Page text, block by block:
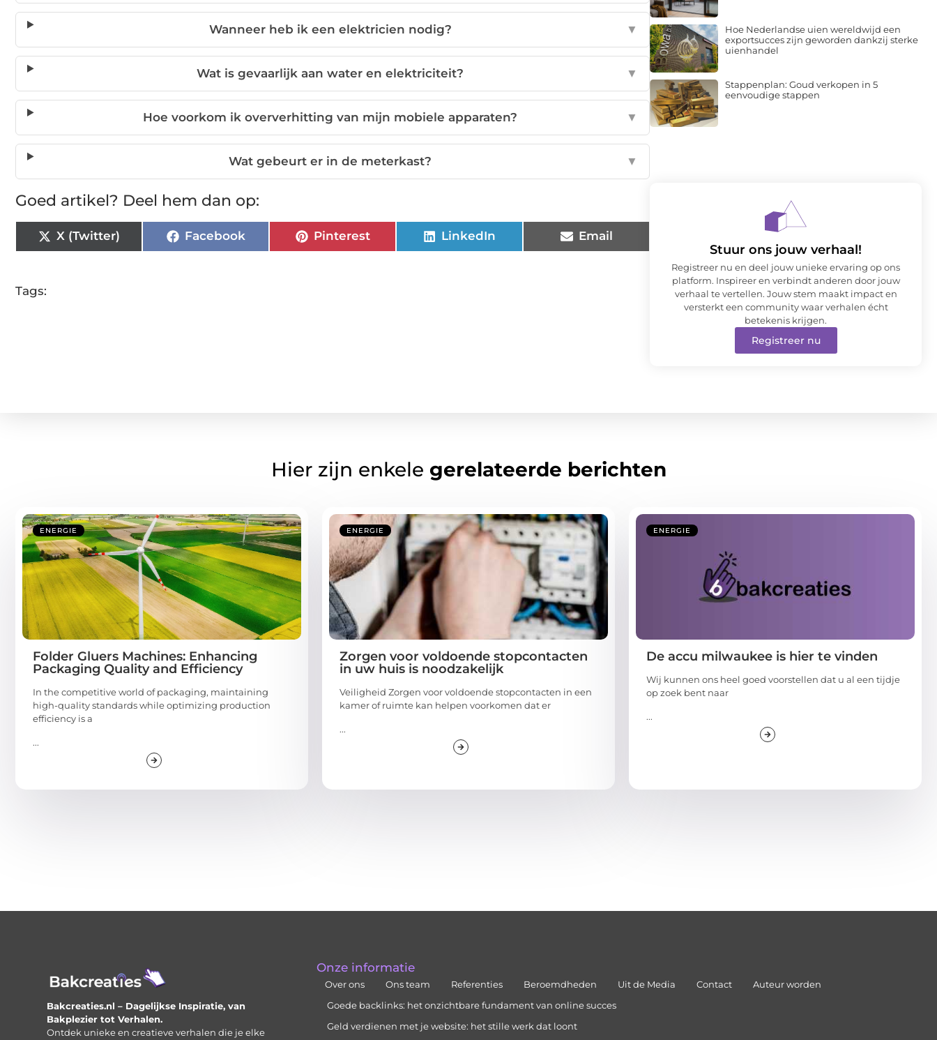
Wanneer heb ik een elektricien nodig? ▼
Wat is gevaarlijk aan water en elektriciteit? ▼
Hoe voorkom ik oververhitting van mijn mobiele apparaten? ▼
Wat gebeurt er in de meterkast? ▼
Goed artikel? Deel hem dan op:
X (Twitter) Facebook Pinterest LinkedIn Email
Tags:
Hoe Nederlandse uien wereldwijd een
exportsucces zijn geworden dankzij sterke
uienhandel
Stappenplan: Goud verkopen in 5
eenvoudige stappen
Stuur ons jouw verhaal!
Registreer nu en deel jouw unieke ervaring op ons
platform. Inspireer en verbindt anderen door jouw
verhaal te vertellen. Jouw stem maakt impact en
versterkt een community waar verhalen écht
betekenis krijgen.
Registreer nu
Hier zijn enkele gerelateerde berichten
ENERGIE
Folder Gluers Machines: Enhancing
Packaging Quality and Efficiency
In the competitive world of packaging, maintaining
high-quality standards while optimizing production
efficiency is a
...
ENERGIE
Zorgen voor voldoende stopcontacten
in uw huis is noodzakelijk
Veiligheid Zorgen voor voldoende stopcontacten in een
kamer of ruimte kan helpen voorkomen dat er
...
ENERGIE
De accu milwaukee is hier te vinden
Wij kunnen ons heel goed voorstellen dat u al een tijdje
op zoek bent naar
...
Bakcreaties.nl – Dagelijkse Inspiratie, van
Bakplezier tot Verhalen.
Ontdek unieke en creatieve verhalen die je elke
Onze informatie
Over ons Ons team Referenties Beroemdheden Uit de Media Contact
Auteur worden
Goede backlinks: het onzichtbare fundament van online succes
Geld verdienen met je website: het stille werk dat loont